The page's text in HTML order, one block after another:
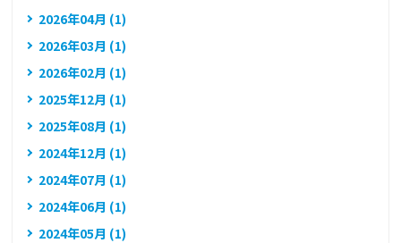
2026年04月 (1)
2026年03月 (1)
2026年02月 (1)
2025年12月 (1)
2025年08月 (1)
2024年12月 (1)
2024年07月 (1)
2024年06月 (1)
2024年05月 (1)